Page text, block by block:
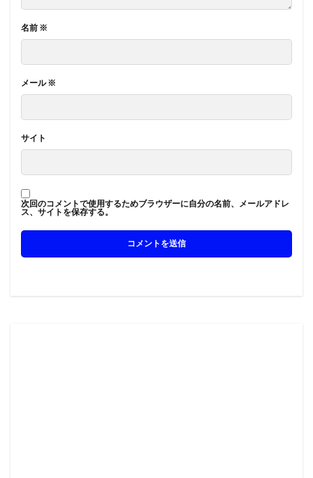
名前 ※
メール※
サイト
次回のコメントで使用するためブラウザーに自分の名前、メールアドレ
ス、サイトを保存する。